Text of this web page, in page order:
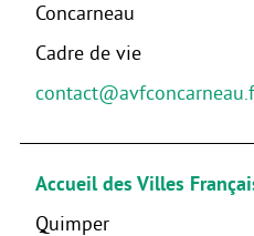
Concarneau
Cadre de vie
Accueil des Villes
Quimper